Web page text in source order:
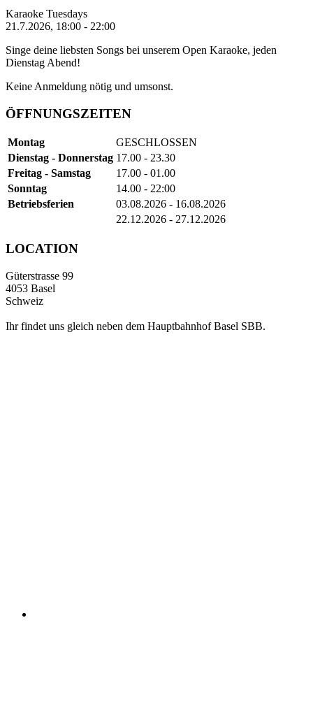
Karaoke Tuesdays
21.7.2026, 18:00 - 22:00
Singe deine liebsten Songs bei unserem Open Karaoke, jeden
Dienstag Abend!
Keine Anmeldung nötig und umsonst.
ÖFFNUNGSZEITEN
Montag
GESCHLOSSEN
Dienstag - Donnerstag 17.00 - 23.30
Freitag - Samstag
17.00 - 01.00
Sonntag
14.00 - 22:00
Betriebsferien
03.08.2026 - 16.08.2026
22.12.2026 - 27.12.2026
LOCATION
Güterstrasse 99
4053 Basel
Schweiz
Ihr findet uns gleich neben dem Hauptbahnhof Basel SBB.